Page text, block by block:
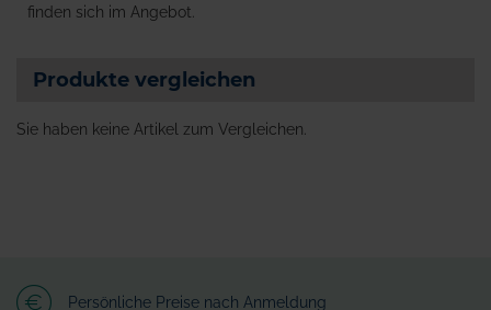
finden sich im Angebot.
Produkte vergleichen
Sie haben keine Artikel zum Vergleichen.
Persönliche Preise nach Anmeldung